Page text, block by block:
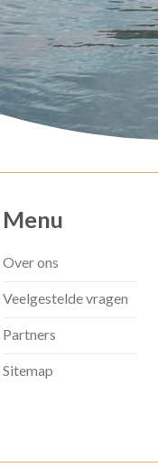
Menu
Over ons
Veelgestelde vragen
Partners
Sitemap